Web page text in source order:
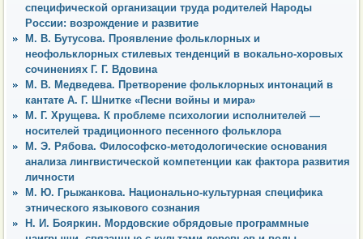
специфической организации труда родителей Народы
России: возрождение и развитие
М. В. Бутусова. Проявление фольклорных и
неофольклорных стилевых тенденций в вокально-хоровых
сочинениях Г. Г. Вдовина
М. В. Медведева. Претворение фольклорных интонаций в
кантате А. Г. Шнитке «Песни войны и мира»
М. Г. Хрущева. К проблеме психологии исполнителей —
носителей традиционного песенного фольклора
М. Э. Рябова. Философско-методологические основания
анализа лингвистической компетенции как фактора развития
личности
М. Ю. Грыжанкова. Национально-культурная специфика
этнического языкового сознания
Н. И. Бояркин. Мордовские обрядовые программные